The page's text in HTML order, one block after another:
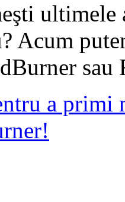
Acum
sau
a primi